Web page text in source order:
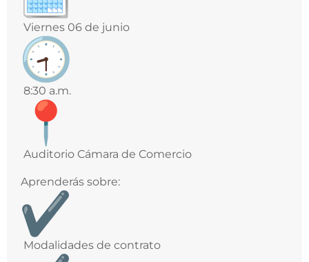
Viernes 06 de junio
8:30 a.m.
Auditorio Cámara de Comercio
Aprenderás sobre:
Modalidades de contrato